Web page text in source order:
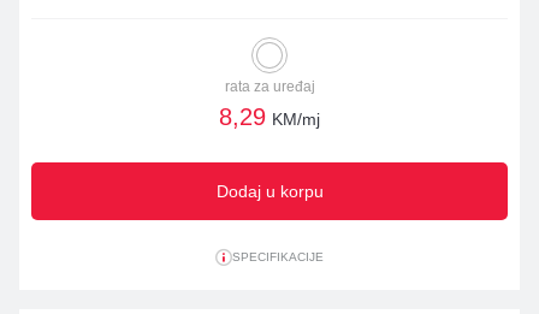
rata za uređaj
8,29 KM/mj
Dodaj u korpu
SPECIFIKACIJE